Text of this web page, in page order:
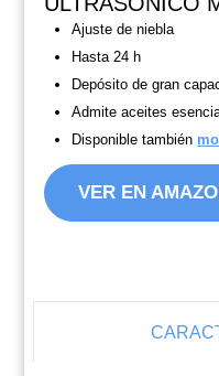
Ajuste de niebla
Hasta 24 h
Depósito de gran
Admite aceites
Disponible también
VER EN